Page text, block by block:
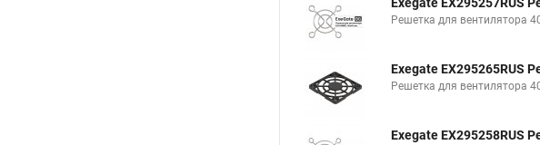
Решетка для вентилятора
Exegate EX295265RUS
Решетка для вентилятора
Exegate EX295258RUS